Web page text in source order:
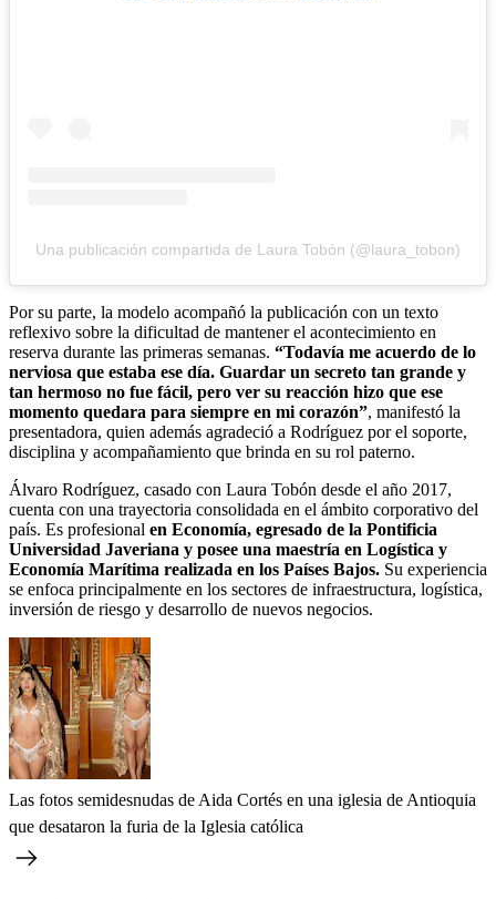
Una publicación compartida de Laura Tobón (@laura_tobon)
Por su parte, la modelo acompañó la publicación con un texto
reflexivo sobre la dificultad de mantener el acontecimiento en
reserva durante las primeras semanas. “Todavía me acuerdo de lo
nerviosa que estaba ese día. Guardar un secreto tan grande y
tan hermoso no fue fácil, pero ver su reacción hizo que ese
momento quedara para siempre en mi corazón”, manifestó la
presentadora, quien además agradeció a Rodríguez por el soporte,
disciplina y acompañamiento que brinda en su rol paterno.
Álvaro Rodríguez, casado con Laura Tobón desde el año 2017,
cuenta con una trayectoria consolidada en el ámbito corporativo del
país. Es profesional en Economía, egresado de la Pontificia
Universidad Javeriana y posee una maestría en Logística y
Economía Marítima realizada en los Países Bajos. Su experiencia
se enfoca principalmente en los sectores de infraestructura, logística,
inversión de riesgo y desarrollo de nuevos negocios.
Las fotos semidesnudas de Aida Cortés en una iglesia de Antioquia
que desataron la furia de la Iglesia católica